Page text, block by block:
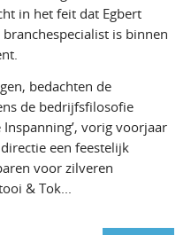
in het feit dat Egbert
is binnen
bedachten de
de bedrijfsfilosofie
vorig voorjaar
een feestelijk
voor zilveren
& Tok...